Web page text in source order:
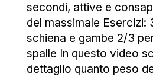
secondi, attive e
del massimale Esercizi:
schiena e gambe 2/3
spalle In questo video
dettaglio quanto peso